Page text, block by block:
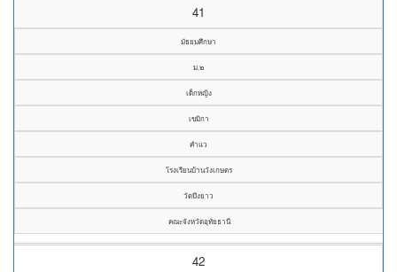
41
มัธยมศึกษา
ม.๒
เด็กหญิง
เขมิกา
คำแว
โรงเรียนบ้านวังเกษตร
วัดบึงยาว
คณะจังหวัดอุทัยธานี
42